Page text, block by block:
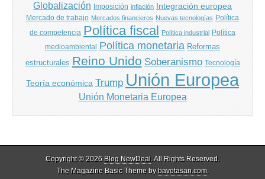
Globalización Imposición inflación Integración europea
Mercado de trabajo Mercados financieros Nuevas tecnologías Política
de competencia Política fiscal Política industrial
Política
medioambiental Política monetaria Reformas
estructurales Reino Unido Soberanismo Tecnología
Teoría económica Trump Unión Europea
Unión Monetaria Europea
Copyright © 2026 Blog NewDeal. All Rights Reserved.
The Magazine Basic Theme bybavotasan.com.